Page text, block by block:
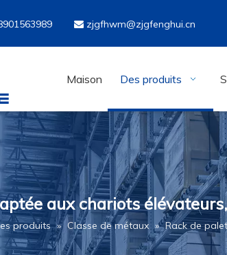
 zjgfhwm@zjgfenghui.cn
Maison Des produits
aux chariots
produits » Classe de métaux » Rack de